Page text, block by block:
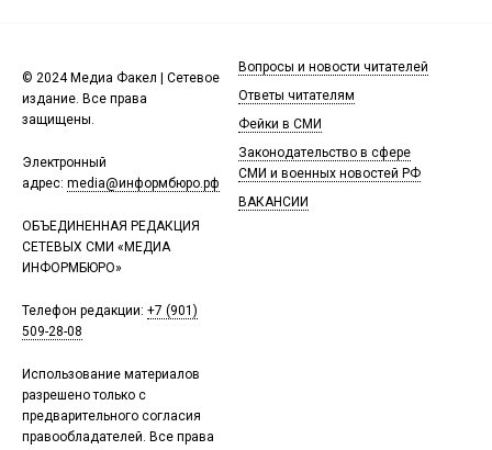
© 2024 Медиа Факел | Сетевое
издание. Все права
защищены.
Электронный
адрес: media@информбюро.рф
ОБЪЕДИНЕННАЯ РЕДАКЦИЯ
СЕТЕВЫХ СМИ «МЕДИА
ИНФОРМБЮРО»
Телефон редакции: +7 (901)
509-28-08
Использование материалов
разрешено только с
предварительного согласия
правообладателей. Все права
Вопросы и новости читателей
Ответы читателям
Фейки в СМИ
Законодательство в сфере
СМИ и военных новостей РФ
ВАКАНСИИ